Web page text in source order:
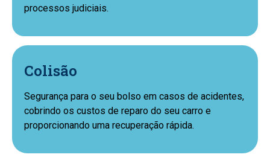
processos judiciais.
Colisão
Segurança para o seu bolso em casos de acidentes,
cobrindo os custos de reparo do seu carro e
proporcionando uma recuperação rápida.